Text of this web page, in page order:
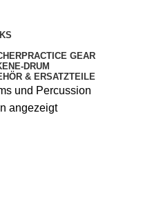
PRACTICE GEAR
E-DRUM
& ERSATZTEILE
und Percussion
angezeigt